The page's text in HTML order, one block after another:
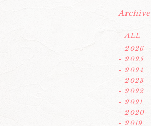
Archive
- ALL
- 2026
- 2025
- 2024
- 2023
- 2022
- 2021
- 2020
- 2019